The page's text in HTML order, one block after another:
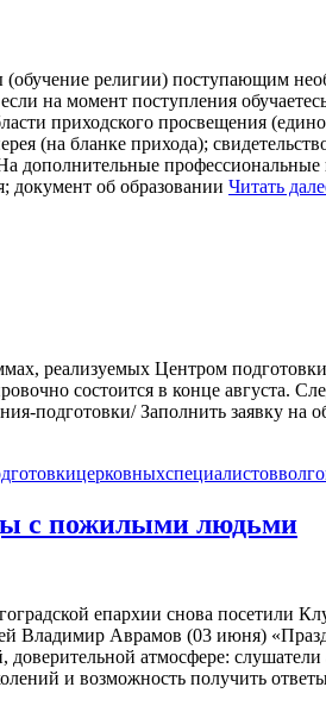
религии) поступающим
на момент поступления
приходского просвещения
(на бланке прихода);
дополнительные
об образовании Читать
реализуемых Центром
состоится в конце августа.
подготовки/ Заполнить заявку на
с пожилыми людьми
епархии снова посетили
Владимир Аврамов (03 июня)
атмосфере:
и возможность получить